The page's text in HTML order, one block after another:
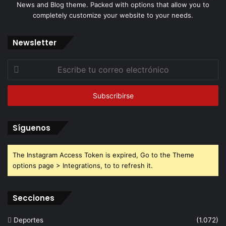
News and Blog theme. Packed with options that allow you to
completely customize your website to your needs.
Newsletter
Escribe
correo
Síguenos
The Instagram Access Token is expired, Go to the Theme
options page > Integrations, to to refresh it.
Secciones
Deportes
(1.072)